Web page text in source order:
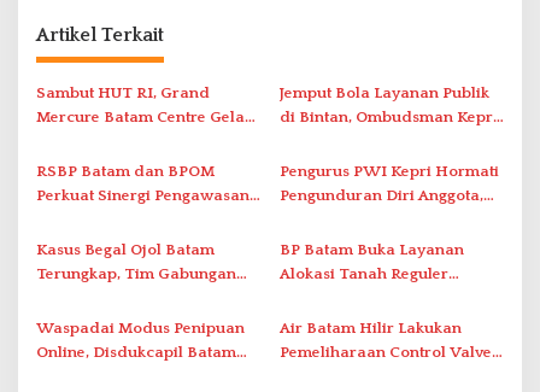
g
a
s
i
o
Artikel Terkait
Sambut HUT RI, Grand
Mercure Batam Centre Gelar
Nusantara’
Jemput Bola Layanan Publik
di Bintan, Ombudsman Kepri
Solar Nelayan
RSBP Batam dan BPOM
Perkuat Sinergi Pengawasan
Pelayanan Kefarmasian
Pengurus PWI Kepri Hormati
Pengunduran Diri Anggota,
Administrasi ke Pusat
Kasus Begal Ojol Batam
Terungkap, Tim Gabungan
Simpang Dam
BP Batam Buka Layanan
Alokasi Tanah Reguler
Waspadai Modus Penipuan
Online, Disdukcapil Batam
Air Batam Hilir Lakukan
Pemeliharaan Control Valve,